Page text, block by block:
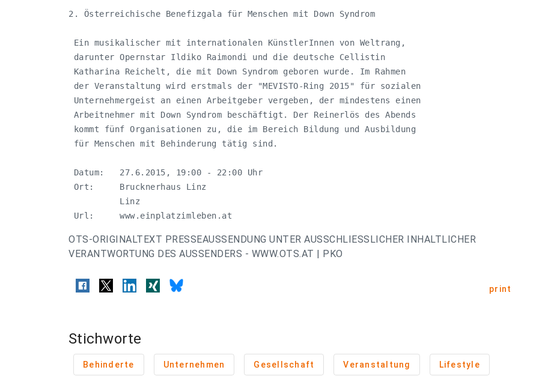
2. Österreichische Benefizgala für Menschen mit Down Syndrom
Ein musikalischer mit internationalen KünstlerInnen von Weltrang,
darunter Opernstar Ildiko Raimondi und die deutsche Cellistin
Katharina Reichelt, die mit Down Syndrom geboren wurde. Im Rahmen
der Veranstaltung wird erstmals der "MEVISTO-Ring 2015" für sozialen
Unternehmergeist an einen Arbeitgeber vergeben, der mindestens einen
Arbeitnehmer mit Down Syndrom beschäftigt. Der Reinerlös des Abends
kommt fünf Organisationen zu, die im Bereich Bildung und Ausbildung
für Menschen mit Behinderung tätig sind.
Datum:   27.6.2015, 19:00 - 22:00 Uhr
Ort:     Brucknerhaus Linz
          Linz
Url:     www.einplatzimleben.at
OTS-ORIGINALTEXT PRESSEAUSSENDUNG UNTER AUSSCHLIESSLICHER INHALTLICHER
VERANTWORTUNG DES AUSSENDERS - WWW.OTS.AT | PKO
print
Stichworte
Behinderte Unternehmen Gesellschaft Veranstaltung Lifestyle